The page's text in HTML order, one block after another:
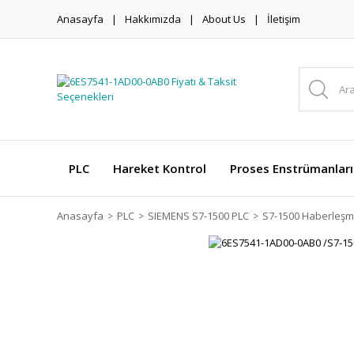
Anasayfa Hakkımızda About Us İletişim
PLC Hareket Kontrol Proses Enstrümanları
Anasayfa PLC SIEMENS S7-1500 PLC S7-1500